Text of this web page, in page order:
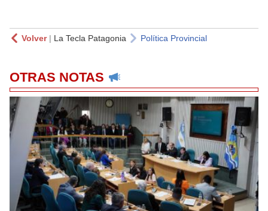
Volver| La Tecla Patagonia Política Provincial
OTRAS NOTAS